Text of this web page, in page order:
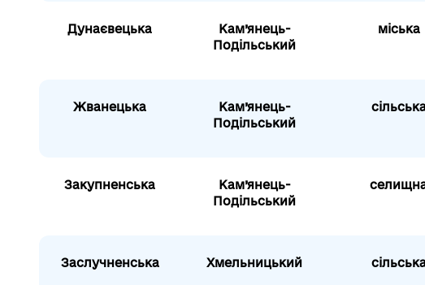
Дунаєвецька
Кам’янець-
Подільський
міська
Жванецька
Кам’янець-
Подільський
Закупненська
Кам’янець-
Подільський
Заслучненська Хмельницький